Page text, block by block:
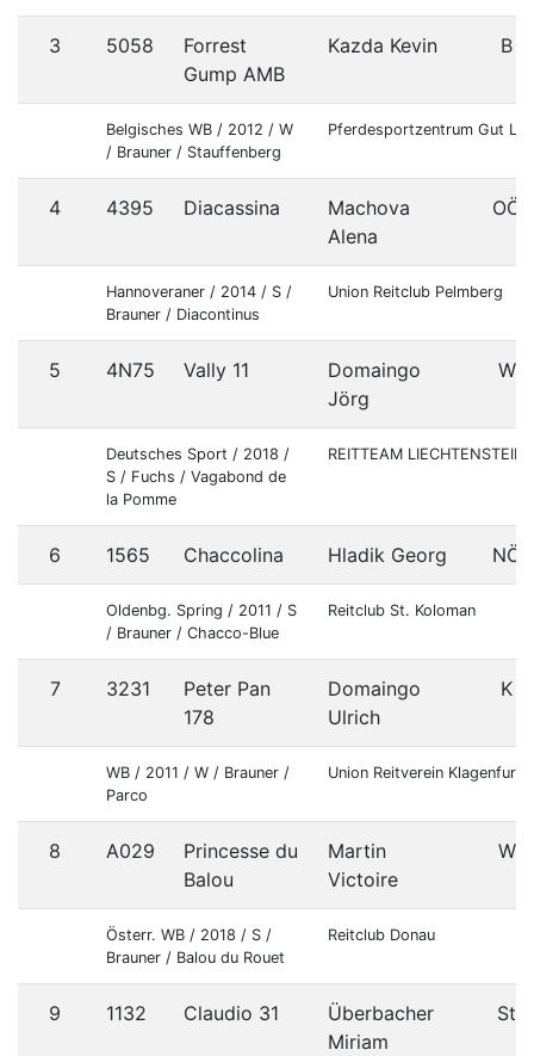
3 5058
Forrest
Gump AMB
Kazda Kevin B
Belgisches WB / 2012 / W
/ Brauner / Stauffenberg
Pferdesportzentrum Gut
4 4395 Diacassina
Machova
Alena
OÖ
Hannoveraner / 2014 / S /
Brauner / Diacontinus
Union Reitclub Pelmberg
5 4N75 Vally 11
Domaingo
Jörg
W
Deutsches Sport / 2018 /
S / Fuchs / Vagabond de
la Pomme
REITTEAM LIECHTENSTEIN
6 1565 Chaccolina Hladik Georg NÖ
Oldenbg. Spring / 2011 / S
/ Brauner / Chacco-Blue
Reitclub St. Koloman
7 3231
Peter Pan
178
Domaingo
Ulrich
K
WB / 2011 / W / Brauner /
Parco
Union Reitverein Klagenfurt
8 A029
Princesse du
Balou
Martin
Victoire
W
Österr. WB / 2018 / S /
Brauner / Balou du Rouet
Reitclub Donau
9 1132 Claudio 31
Überbacher
Miriam
St